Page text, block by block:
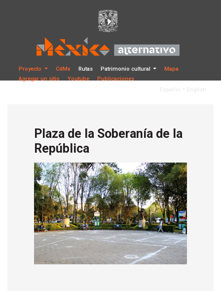
Proyecto CdMx Rutas Patrimonio cultural
Mapa
Agregar un sitio
Youtube
Publicaciones
Plaza de la Soberanía de la
República